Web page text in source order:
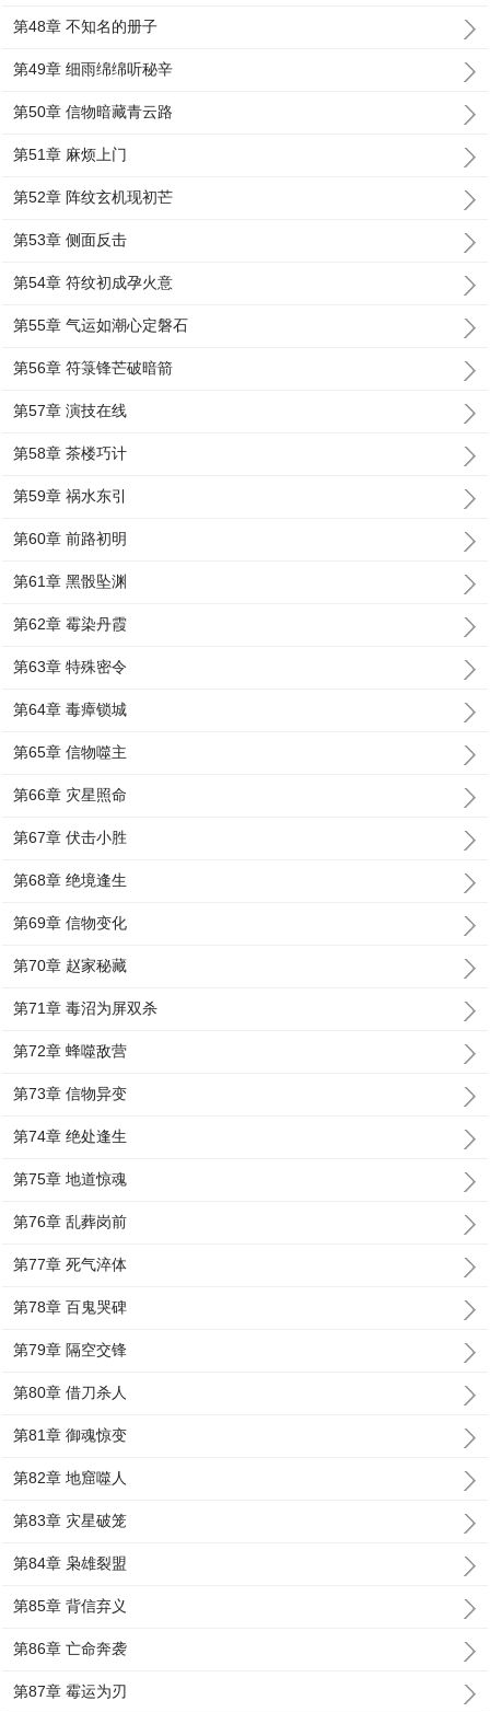
第48章 不知名的册子
第49章 细雨绵绵听秘辛
第50章 信物暗藏青云路
第51章 麻烦上门
第52章 阵纹玄机现初芒
第53章 侧面反击
第54章 符纹初成孕火意
第55章 气运如潮心定磐石
第56章 符箓锋芒破暗箭
第57章 演技在线
第58章 茶楼巧计
第59章 祸水东引
第60章 前路初明
第61章 黑骰坠渊
第62章 霉染丹霞
第63章 特殊密令
第64章 毒瘴锁城
第65章 信物噬主
第66章 灾星照命
第67章 伏击小胜
第68章 绝境逢生
第69章 信物变化
第70章 赵家秘藏
第71章 毒沼为屏双杀
第72章 蜂噬敌营
第73章 信物异变
第74章 绝处逢生
第75章 地道惊魂
第76章 乱葬岗前
第77章 死气淬体
第78章 百鬼哭碑
第79章 隔空交锋
第80章 借刀杀人
第81章 御魂惊变
第82章 地窟噬人
第83章 灾星破笼
第84章 枭雄裂盟
第85章 背信弃义
第86章 亡命奔袭
第87章 霉运为刃